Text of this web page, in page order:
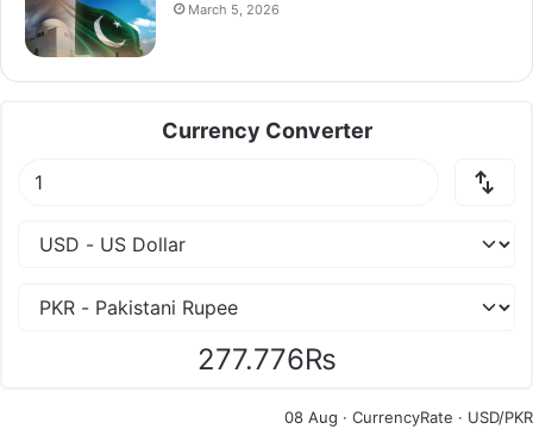
March 5, 2026
Currency Converter
277.776₨
08 Aug · CurrencyRate · USD/PKR